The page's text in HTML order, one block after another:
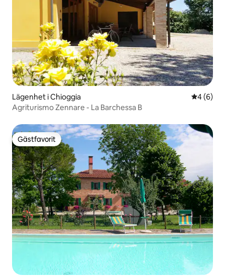
Lägenhet i Chioggia 4 av 5 i
4 (6)
Agriturismo Zennare - La Barchessa B
Gästfavorit
Gästfavorit